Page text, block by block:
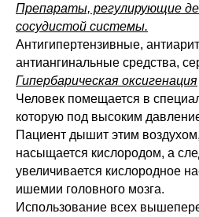
Препараты, регулирующие
сосудистой системы.
Антигипертензивные,
антиангинальные средства,
Гипербарическая оксигенация
Человек помещается в
которую под высоким
Пациент дышит этим
насыщается кислородом, а
увеличивается кислородное
ишемии головного мозга.
Использование всех